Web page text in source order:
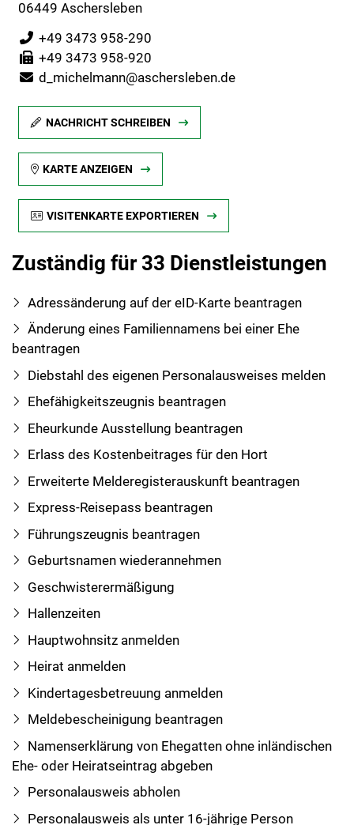
06449 Aschersleben
+49 3473 958-290
+49 3473 958-920
d_michelmann@aschersleben.de
NACHRICHT SCHREIBEN
KARTE ANZEIGEN
VISITENKARTE EXPORTIEREN
Zuständig für 33 Dienstleistungen
Adressänderung auf der eID-Karte beantragen
Änderung eines Familiennamens bei einer Ehe
beantragen
Diebstahl des eigenen Personalausweises melden
Ehefähigkeitszeugnis beantragen
Eheurkunde Ausstellung beantragen
Erlass des Kostenbeitrages für den Hort
Erweiterte Melderegisterauskunft beantragen
Express-Reisepass beantragen
Führungszeugnis beantragen
Geburtsnamen wiederannehmen
Geschwisterermäßigung
Hallenzeiten
Hauptwohnsitz anmelden
Heirat anmelden
Kindertagesbetreuung anmelden
Meldebescheinigung beantragen
Namenserklärung von Ehegatten ohne inländischen
Ehe- oder Heiratseintrag abgeben
Personalausweis abholen
Personalausweis als unter 16-jährige Person